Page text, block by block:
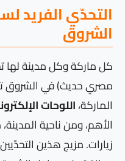
التحدّي الفريد
الشروق
كل ماركة وكل مدينة لها
مصري حديث) في الشروق
الماركة،اللوحات
الأهم، ومن ناحية
زيارات. مزيج هذين